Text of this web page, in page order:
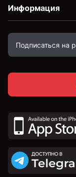
Информация